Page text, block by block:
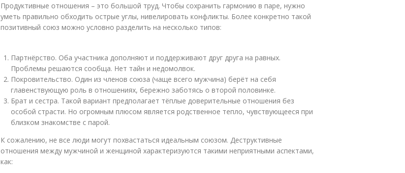
Продуктивные отношения – это большой труд. Чтобы сохранить гармонию в паре, нужно
уметь правильно обходить острые углы, нивелировать конфликты. Более конкретно такой
позитивный союз можно условно разделить на несколько типов:
Партнёрство. Оба участника дополняют и поддерживают друг друга на равных.
Проблемы решаются сообща. Нет тайн и недомолвок.
Покровительство. Один из членов союза (чаще всего мужчина) берёт на себя
главенствующую роль в отношениях, бережно заботясь о второй половинке.
Брат и сестра. Такой вариант предполагает тёплые доверительные отношения без
особой страсти. Но огромным плюсом является родственное тепло, чувствующееся при
близком знакомстве с парой.
К сожалению, не все люди могут похвастаться идеальным союзом. Деструктивные
отношения между мужчиной и женщиной характеризуются такими неприятными аспектами,
как: